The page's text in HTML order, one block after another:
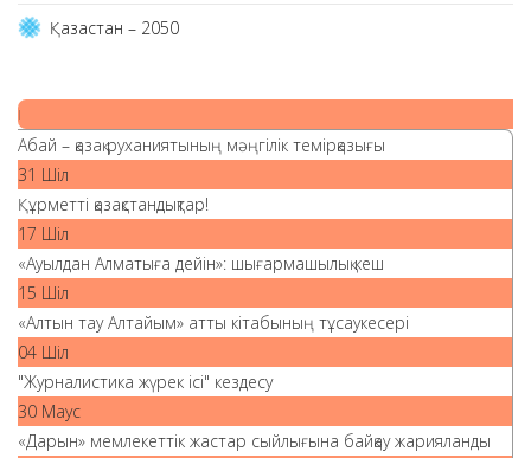
Қазақстан – 2050
Абай – қазақ руханиятының мәңгілік темірқазығы
31 Шіл
Құрметті қазақстандықтар!
17 Шіл
«Ауылдан Алматыға дейін»: шығармашылық кеш
15 Шіл
«Алтын тау Алтайым» атты кітабының тұсаукесері
04 Шіл
"Журналистика жүрек ісі" кездесу
30 Маус
«Дарын» мемлекеттік жастар сыйлығына байқау жарияланды